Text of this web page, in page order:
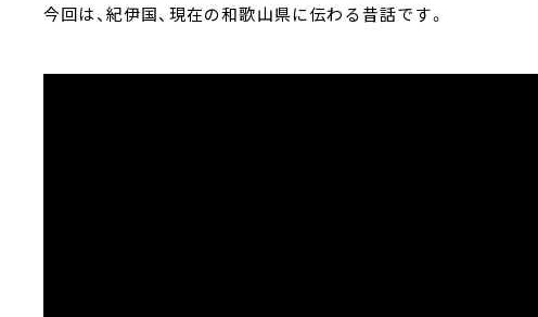
今回は、紀伊国、現在の和歌山県に伝わる昔話です。